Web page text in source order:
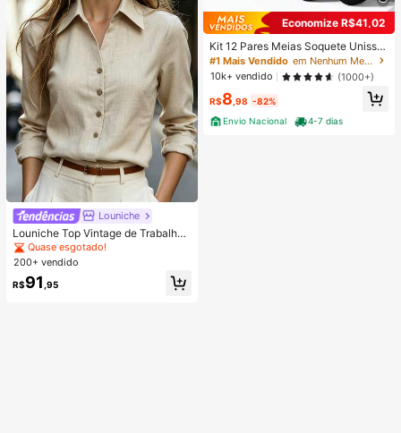
Louniche
Louniche Top Vintage de Trabalho
para Mulheres, Top de Manga Long
a com Gola e Abotoamento Único,
Top Elegante Versátil e Emagreced
or para Primavera e Outono
Quase esgotado!
200+ vendido
R$91 ,95
Economize R$41,02
Kit 12 Pares Meias Soquete Unisse
x Cano Curto Preta Ou Branca 35-
40
#1 Mais Vendido
em Nenhum Meias Femininas
10k+ vendido
(1000+)
R$8 ,98 -82%
Envio Nacional
4-7 dias